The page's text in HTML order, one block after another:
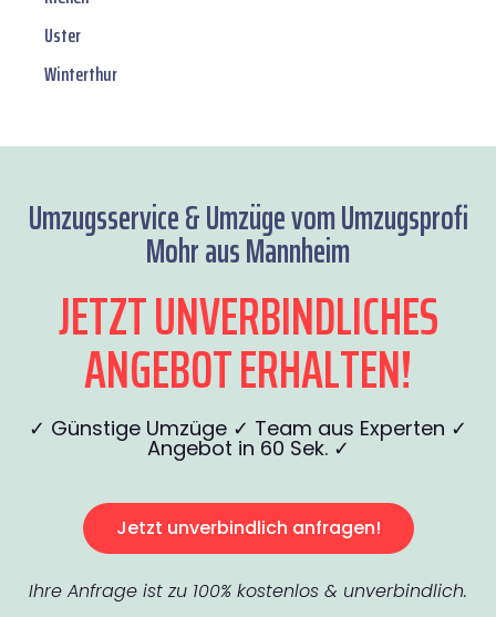
Uster
Winterthur
Umzugsservice & Umzüge vom Umzugsprofi
Mohr aus Mannheim
JETZT UNVERBINDLICHES
ANGEBOT ERHALTEN!
✓ Günstige Umzüge ✓ Team aus Experten ✓
Angebot in 60 Sek. ✓
Jetzt unverbindlich anfragen!
Ihre Anfrage ist zu 100% kostenlos & unverbindlich.